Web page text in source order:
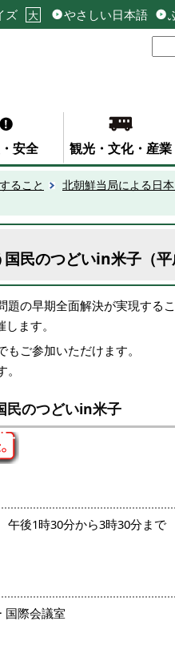
ズ 大 やさしい日本語
安全 観光・文化・産業
ること
北朝鮮当局による日
民のつどいin米子（平
題の早期全面解決が実現する
ます。
ご参加いただけます。
民のつどいin米子
午後1時30分から3時30分まで
国際会議室